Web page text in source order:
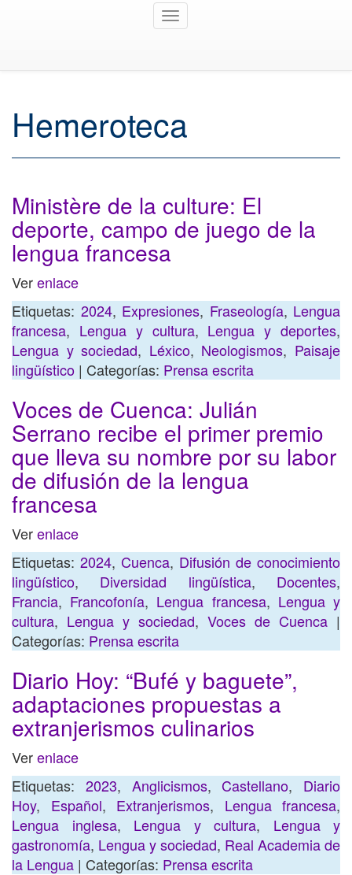
Toggle
Hemeroteca
Ministère de la culture: El
deporte, campo de juego de la
lengua francesa
Verenlace
Etiquetas: 2024, Expresiones, Fraseología, Lengua
francesa, Lengua y cultura, Lengua y deportes,
Lengua y sociedad, Léxico, Neologismos, Paisaje
lingüístico | Categorías: Prensa escrita
Voces de Cuenca: Julián
Serrano recibe el primer premio
que lleva su nombre por su labor
de difusión de la lengua
francesa
Verenlace
Etiquetas: 2024, Cuenca, Difusión de conocimiento
lingüístico, Diversidad lingüística, Docentes,
Francia, Francofonía, Lengua francesa, Lengua y
cultura, Lengua y sociedad, Voces de Cuenca |
Categorías: Prensa escrita
Diario Hoy: “Bufé y baguete”,
adaptaciones propuestas a
extranjerismos culinarios
Verenlace
Etiquetas: 2023, Anglicismos,Castellano, Diario
Hoy, Español, Extranjerismos, Lengua francesa,
Lengua inglesa, Lengua y cultura, Lengua y
gastronomía, Lengua y sociedad, Real Academia de
la Lengua | Categorías: Prensa escrita